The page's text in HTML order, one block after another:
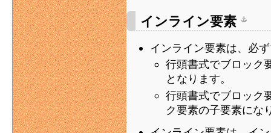
インライン要素
インライン要素は、必
行頭書式でブロック
となります。
行頭書式でブロック
ク要素の子要素にな